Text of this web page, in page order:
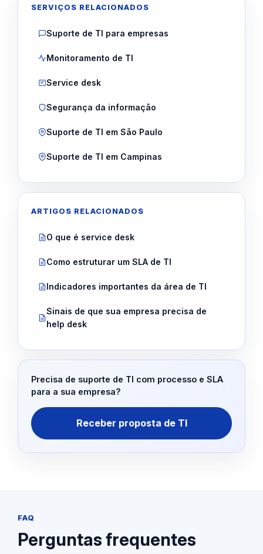
SERVIÇOS RELACIONADOS
Suporte de TI para empresas
Monitoramento de TI
Service desk
Segurança da informação
Suporte de TI em São Paulo
Suporte de TI em Campinas
ARTIGOS RELACIONADOS
O que é service desk
Como estruturar um SLA de TI
Indicadores importantes da área de TI
Sinais de que sua empresa precisa de
help desk
Precisa de suporte de TI com processo e SLA
para a sua empresa?
Receber proposta de TI
FAQ
Perguntas frequentes